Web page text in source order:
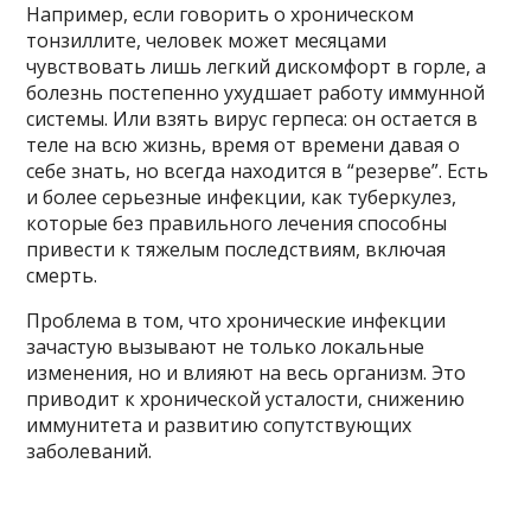
Например, если говорить о хроническом
тонзиллите, человек может месяцами
чувствовать лишь легкий дискомфорт в горле, а
болезнь постепенно ухудшает работу иммунной
системы. Или взять вирус герпеса: он остается в
теле на всю жизнь, время от времени давая о
себе знать, но всегда находится в “резерве”. Есть
и более серьезные инфекции, как туберкулез,
которые без правильного лечения способны
привести к тяжелым последствиям, включая
смерть.
Проблема в том, что хронические инфекции
зачастую вызывают не только локальные
изменения, но и влияют на весь организм. Это
приводит к хронической усталости, снижению
иммунитета и развитию сопутствующих
заболеваний.